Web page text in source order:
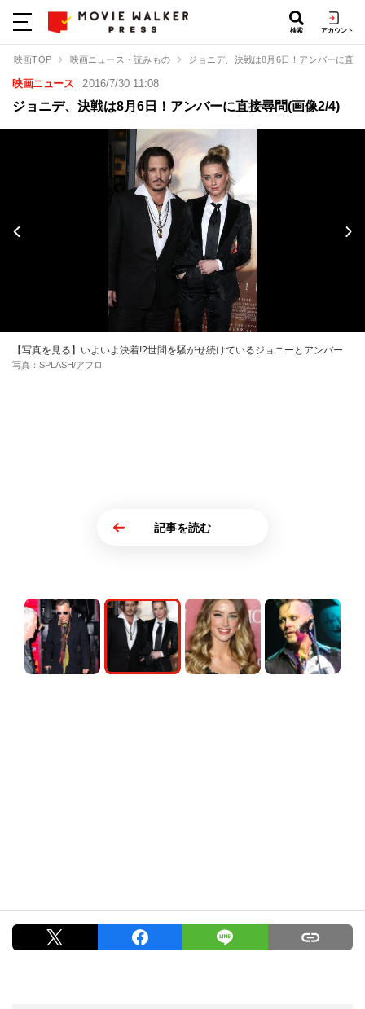
検索 アカウント
映画TOP 映画ニュース・読みもの ジョニデ、決戦は8月6日！アンバーに直接
映画ニュース 2016/7/30 11:08
ジョニデ、決戦は8月6日！アンバーに直接尋問(画像2/4)
【写真を見る】いよいよ決着!?世間を騒がせ続けているジョニーとアンバー
写真：SPLASH/アフロ
記事を読む